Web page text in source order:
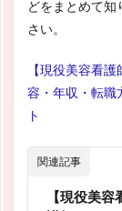
どをまとめて知
さい。
【現役美容看
容・年収・転職
ト
関連記事
【現役美